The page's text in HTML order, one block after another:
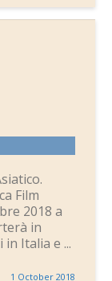
Film
2018 a
in
Italia e ...
1 October 2018